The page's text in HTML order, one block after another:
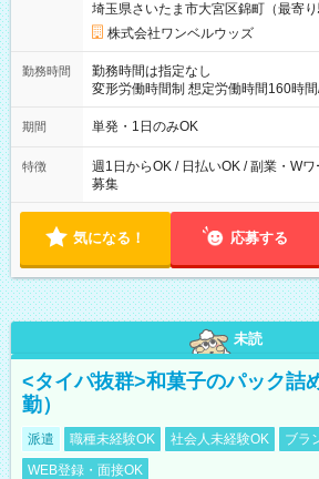
埼玉県さいたま市大宮区錦町（最寄り
株式会社ワンベルウッズ
勤務時間
勤務時間は指定なし
変形労働時間制 想定労働時間160時間/月 【シフト例】 ・8
～21：00
期間 単発・1日のみOK
特徴
週1日からOK / 日払いOK / 副業・W
募集
気になる！ 応募する
未読
<タイパ抜群>和菓子のパック詰
勤）
派遣 職種未経験OK 社会人未経験OK
ブラ
WEB登録・面接OK